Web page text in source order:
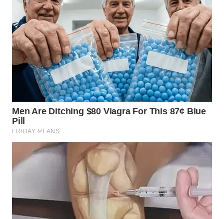
NIAS
WN
LANGKAT
WN
TAPANULI
SELATAN
WN
TANJUNG
WN
WN